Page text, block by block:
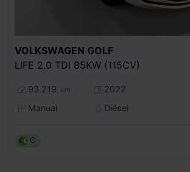
VOLKSWAGEN GOLF
LIFE 2.0 TDI 85KW (115CV)
93.219 km
2022
Manual
Diésel
C